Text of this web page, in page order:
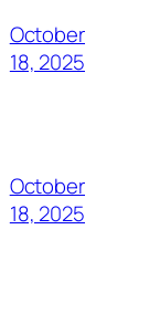
October
18, 2025
October
18, 2025